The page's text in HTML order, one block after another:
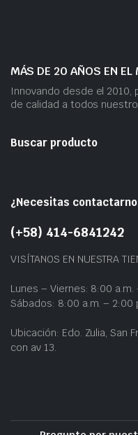
MÁS DE 20 AÑOS EN
Innovando desde el
de calidad a todos
Buscar producto
¿Necesitas
(+58) 414-6841242
VISÍTANOS EN NUESTRA
Lunes – Viernes: 8:00 a.m.
Sábados: 8:00 a.m. – 2:00
Ubicación: Edo. Zulia, San
con av 13.